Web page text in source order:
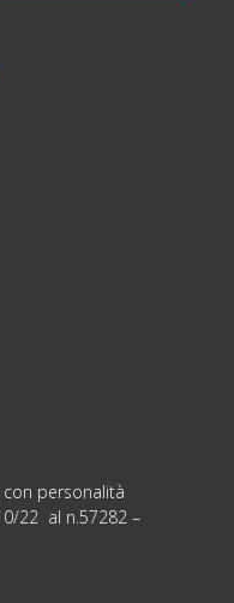
personalità
22 al n.57282 –